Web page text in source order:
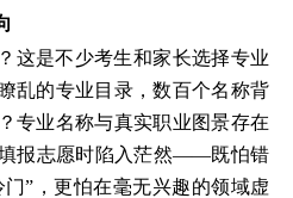
这是不少考生和家长选择专业
乱的专业目录，数百个名称背
专业名称与真实职业图景存在
报志愿时陷入茫然——既怕错
”，更怕在毫无兴趣的领域虚